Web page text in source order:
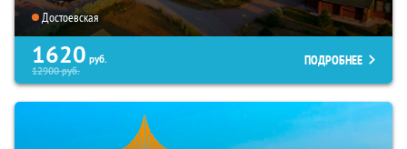
Достоевская
1620 руб.
12900руб.
ПОДРОБНЕЕ